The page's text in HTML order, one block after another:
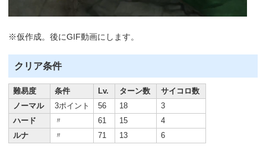
※仮作成。後にGIF動画にします。
クリア条件
難易度 条件 Lv. ターン数
サイコロ数
ノーマル
3ポイント 56 18
3
ハード
〃 61 15
4
ルナ
〃 71 13 6